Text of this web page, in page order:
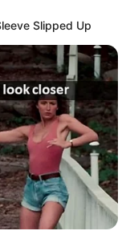
Slipped Up